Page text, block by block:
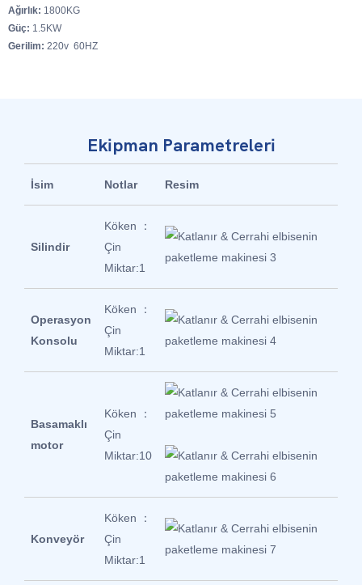
Ağırlık: 1800KG
Güç: 1.5KW
Gerilim: 220v 60HZ
Ekipman Parametreleri
İsim Notlar Resim
Silindir
Köken ：
Çin
Miktar:1
Operasyon
Konsolu
Köken ：
Çin
Miktar:1
Basamaklı
motor
Köken ：
Çin
Miktar:10
Konveyör
Köken ：
Çin
Miktar:1